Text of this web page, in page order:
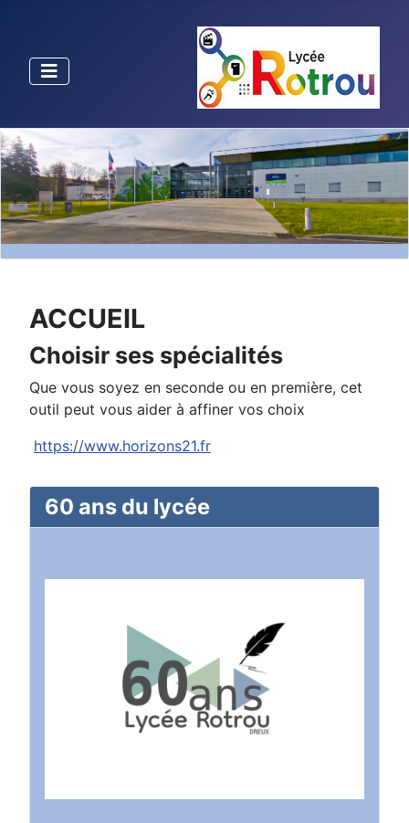
ACCUEIL
Choisir ses spécialités
Que vous soyez en seconde ou en première, cet
outil peut vous aider à affiner vos choix
https://www.horizons21.fr
60 ans du lycée